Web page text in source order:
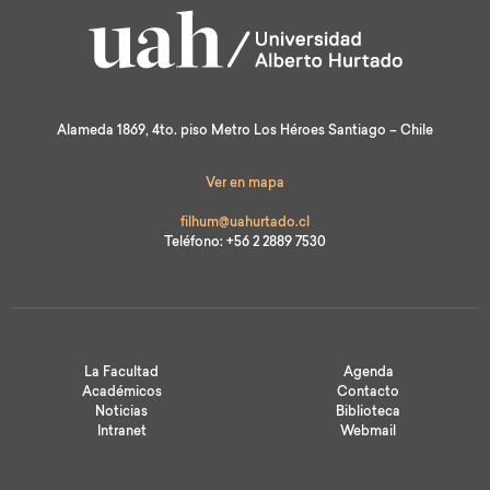
Alameda 1869, 4to. piso Metro Los Héroes Santiago – Chile
Ver en mapa
filhum@uahurtado.cl
Teléfono: +56 2 2889 7530
La Facultad
Académicos
Noticias
Intranet
Agenda
Contacto
Biblioteca
Webmail